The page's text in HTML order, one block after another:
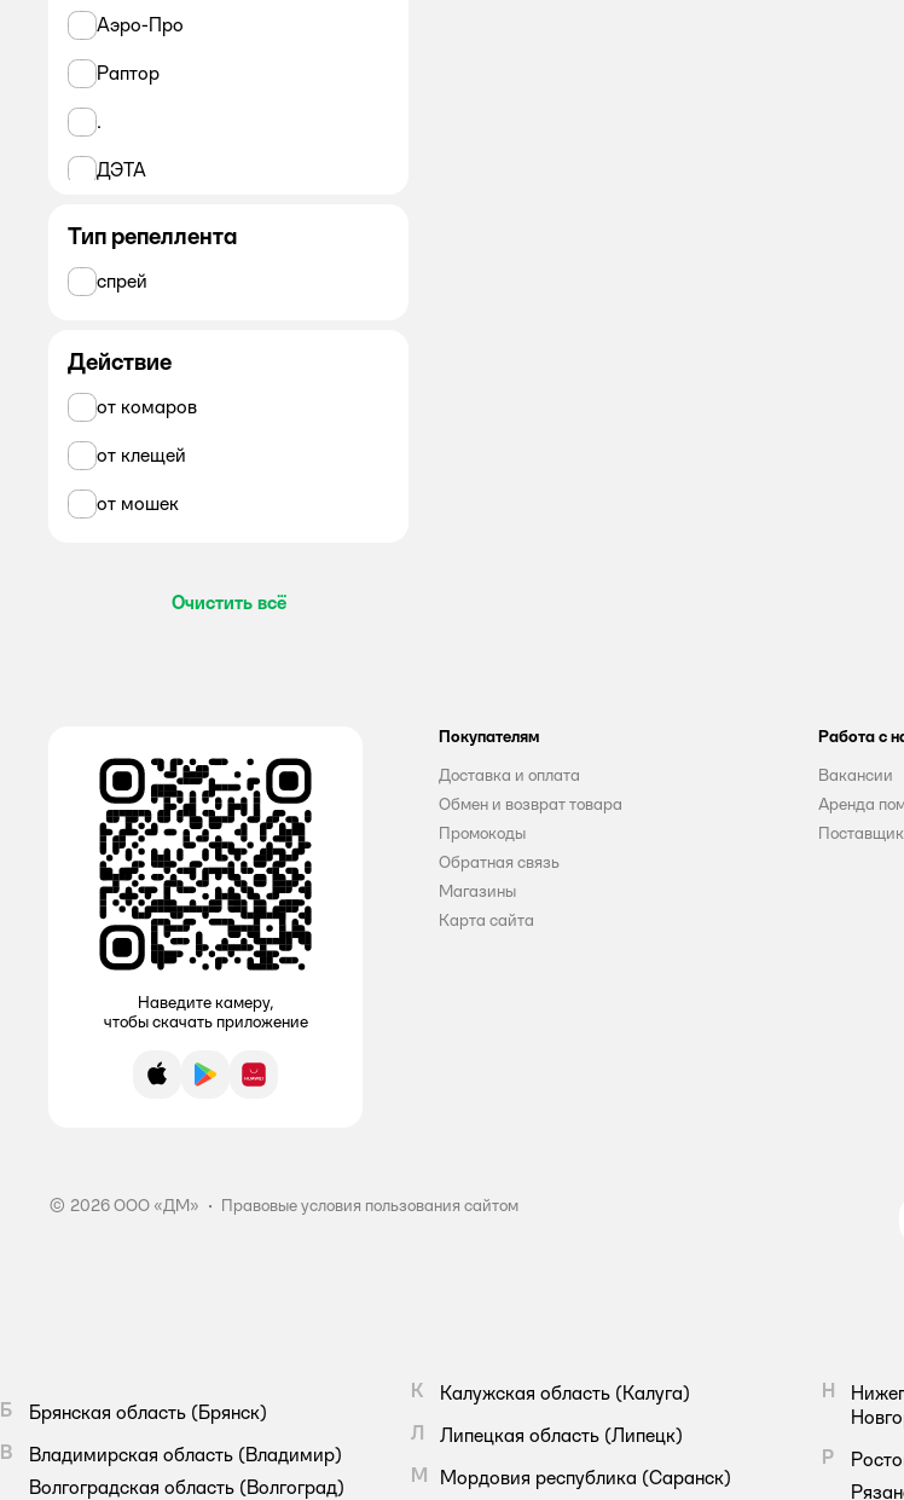
Аэро-Про
Раптор
.
ДЭТА
Все
PICNIC
Energy
Gardex
Варан
ДЭТА
Золушка
КАПКАН
КОМАРОФФ
Раптор
Тип репеллента
спрей
Действие
от комаров
от клещей
от мошек
Очистить всё
Наведите камеру,
чтобы скачать приложение
App StoreGoogle PlayAppGallery
Покупателям
Доставка и оплата
Обмен и возврат товара
Промокоды
Обратная связь
Магазины
Карта сайта
Работа с
Вакансии
Аренда
© 2026 ООО «ДМ» • Правовые условия пользования сайтом
Б Брянская область (Брянск)
В
Владимирская область (Владимир)
Волгоградская область (Волгоград)
К Калужская область (Калуга)
Л
Липецкая область (Липецк)
М
Мордовия республика (Саранск)
Н
Р